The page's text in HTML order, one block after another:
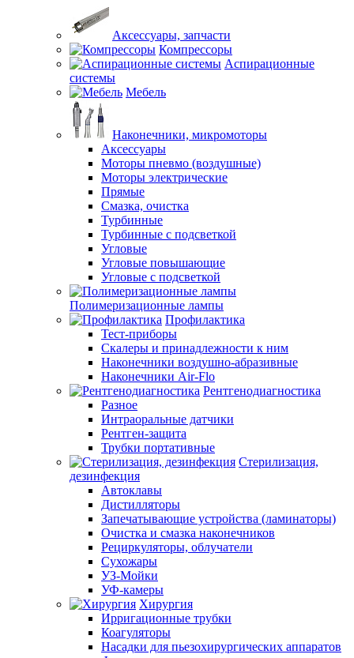
Аксессуары, запчасти
Компрессоры
Аспирационные
системы
Мебель
Наконечники, микромоторы
Аксессуары
Моторы пневмо (воздушные)
Моторы электрические
Прямые
Смазка, очистка
Турбинные
Турбинные с подсветкой
Угловые
Угловые повышающие
Угловые с подсветкой
Полимеризационные лампы
Профилактика
Тест-приборы
Скалеры и принадлежности к ним
Наконечники воздушно-абразивные
Наконечники Air-Flo
Рентгенодиагностика
Разное
Интраоральные датчики
Рентген-защита
Трубки портативные
Стерилизация,
дезинфекция
Автоклавы
Дистилляторы
Запечатывающие устройства (ламинаторы)
Очистка и смазка наконечников
Рециркуляторы, облучатели
Сухожары
УЗ-Мойки
УФ-камеры
Хирургия
Ирригационные трубки
Коагуляторы
Насадки для пьезохирургических аппаратов